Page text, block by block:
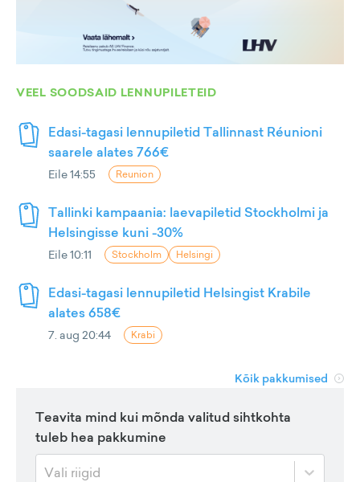
VEEL SOODSAID LENNUPILETEID
Edasi-tagasi lennupiletid Tallinnast Réunioni
saarele alates 766€
Eile 14:55 Reunion
Tallinki kampaania: laevapiletid Stockholmi ja
Helsingisse kuni -30%
Eile 10:11 Stockholm Helsingi
Edasi-tagasi lennupiletid Helsingist Krabile
alates 658€
7. aug 20:44 Krabi
Kõik pakkumised
Teavita mind kui mõnda valitud sihtkohta
tuleb hea pakkumine
Vali riigid